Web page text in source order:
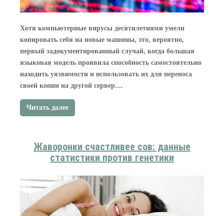
Хотя компьютерные вирусы десятилетиями умели
копировать себя на новые машины, это, вероятно,
первый задокументированный случай, когда большая
языковая модель проявила способность самостоятельно
находить уязвимости и использовать их для переноса
своей копии на другой сервер....
Читать далее
Жаворонки счастливее сов: данные
статистики против генетики